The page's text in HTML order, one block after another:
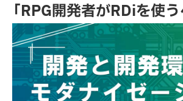
「RPG開発者がRDiを使う